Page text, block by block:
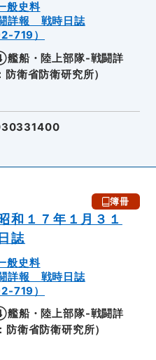
般史料
詳報 戦時日誌
719）
船・陸上部隊-戦闘詳
衛省防衛研究所）
簿冊
和１７年１月３１
誌
般史料
詳報 戦時日誌
719）
船・陸上部隊-戦闘詳
衛省防衛研究所）